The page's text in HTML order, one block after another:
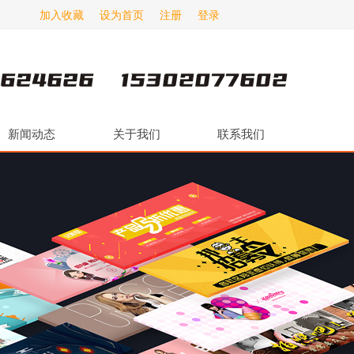
登录
注册
设为首页
加入收藏
新闻动态 关于我们 联系我们